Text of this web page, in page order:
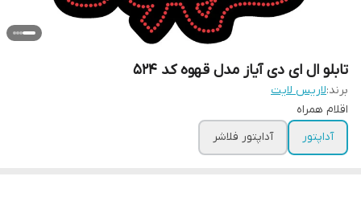
تابلو ال ای دی آیاز مدل قهوه کد 524
برند:لاریس لایت
اقلام همراه
آداپتور
آداپتور فلاشر